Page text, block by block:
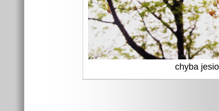
chyba